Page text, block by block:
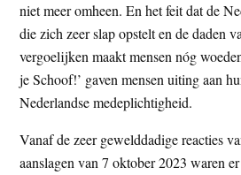
niet meer omheen. En het feit dat de
die zich zeer slap opstelt en de daden
vergoelijken maakt mensen nóg
je Schoof!’ gaven mensen uiting aan
Nederlandse medeplichtigheid.
Vanaf de zeer gewelddadige reacties
aanslagen van 7 oktober 2023 waren